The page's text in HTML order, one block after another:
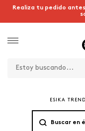
Realiza tu pedido
ESIKA TREND